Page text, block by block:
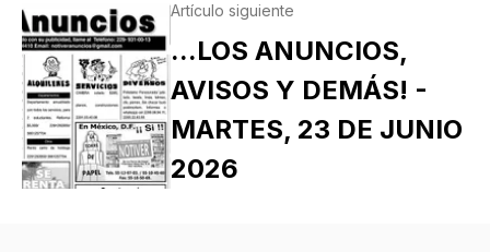
Artículo siguiente
...LOS ANUNCIOS,
AVISOS Y DEMÁS! -
MARTES, 23 DE JUNIO
2026